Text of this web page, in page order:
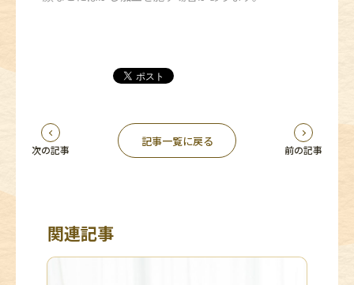
次の記事
記事一覧に戻る
前の記事
関連記事